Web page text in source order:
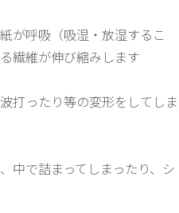
が呼吸（吸湿・放湿するこ
繊維が伸び縮みします
打ったり等の変形をしてしま
中で詰まってしまったり、シ